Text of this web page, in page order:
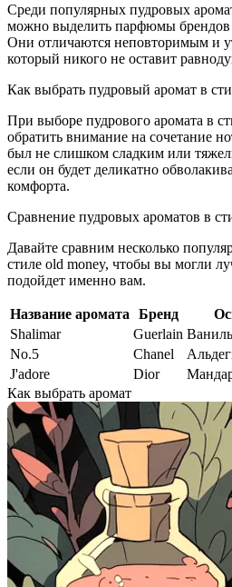
Среди популярных пудровых
можно выделить парфюмы брендов
Они отличаются неповторимым и
который никого не оставит
Как выбрать пудровый аромат в
При выборе пудрового аромата в
обратить внимание на сочетание
был не слишком сладким или
если он будет деликатно
комфорта.
Сравнение пудровых ароматов в
Давайте сравним несколько
стиле old money, чтобы вы могли
подойдет именно вам.
Название аромата Бренд
Shalimar
Guerlain
No.5
Chanel
J'adore
Dior
Как выбрать аромат